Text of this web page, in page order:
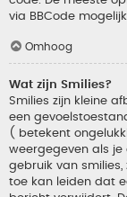
via BBCode
Omhoog
Wat zijn Smilies?
Smilies zijn kleine
een
( betekent
weergegeven als
gebruik van
toe kan leiden dat